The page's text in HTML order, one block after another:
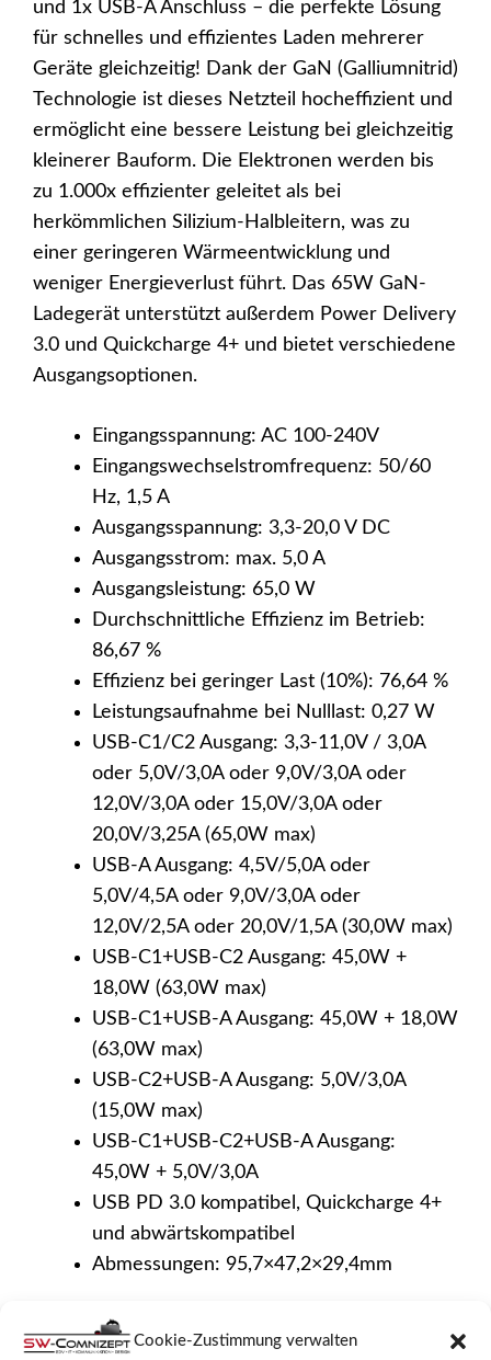
Cookie-Zustimmung verwalten
USB-
A,
65W,
schwarz
Menge
und 1x USB-A Anschluss – die perfekte Lösung
für schnelles und effizientes Laden mehrerer
Geräte gleichzeitig! Dank der GaN (Galliumnitrid)
Technologie ist dieses Netzteil hocheffizient und
ermöglicht eine bessere Leistung bei gleichzeitig
kleinerer Bauform. Die Elektronen werden bis
zu 1.000x effizienter geleitet als bei
herkömmlichen Silizium-Halbleitern, was zu
einer geringeren Wärmeentwicklung und
weniger Energieverlust führt. Das 65W GaN-
Ladegerät unterstützt außerdem Power Delivery
3.0 und Quickcharge 4+ und bietet verschiedene
Ausgangsoptionen.
Eingangsspannung: AC 100-240V
Eingangswechselstromfrequenz: 50/60
Hz, 1,5 A
Ausgangsspannung: 3,3-20,0 V DC
Ausgangsstrom: max. 5,0 A
Ausgangsleistung: 65,0 W
Durchschnittliche Effizienz im Betrieb:
86,67 %
Effizienz bei geringer Last (10%): 76,64 %
Leistungsaufnahme bei Nulllast: 0,27 W
USB-C1/C2 Ausgang: 3,3-11,0V / 3,0A
oder 5,0V/3,0A oder 9,0V/3,0A oder
12,0V/3,0A oder 15,0V/3,0A oder
20,0V/3,25A (65,0W max)
USB-A Ausgang: 4,5V/5,0A oder
5,0V/4,5A oder 9,0V/3,0A oder
12,0V/2,5A oder 20,0V/1,5A (30,0W max)
USB-C1+USB-C2 Ausgang: 45,0W +
18,0W (63,0W max)
USB-C1+USB-A Ausgang: 45,0W + 18,0W
(63,0W max)
USB-C2+USB-A Ausgang: 5,0V/3,0A
(15,0W max)
USB-C1+USB-C2+USB-A Ausgang:
45,0W + 5,0V/3,0A
USB PD 3.0 kompatibel, Quickcharge 4+
und abwärtskompatibel
Abmessungen: 95,7×47,2×29,4mm
ÄHNLICHE PRODUKTE